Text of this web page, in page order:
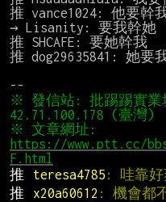
推 vance1024: 他要幹
→ Lisanity: 要我幹她
推 SHCAFE: 要她幹我
推 dog29635841: 她要
※ 發信站: 批踢踢實
42.71.100.178 (臺灣)
https://www.ptt.cc/
F.html
推
teresa4785 : 哇靠好
推
x20a60612 : 機會都